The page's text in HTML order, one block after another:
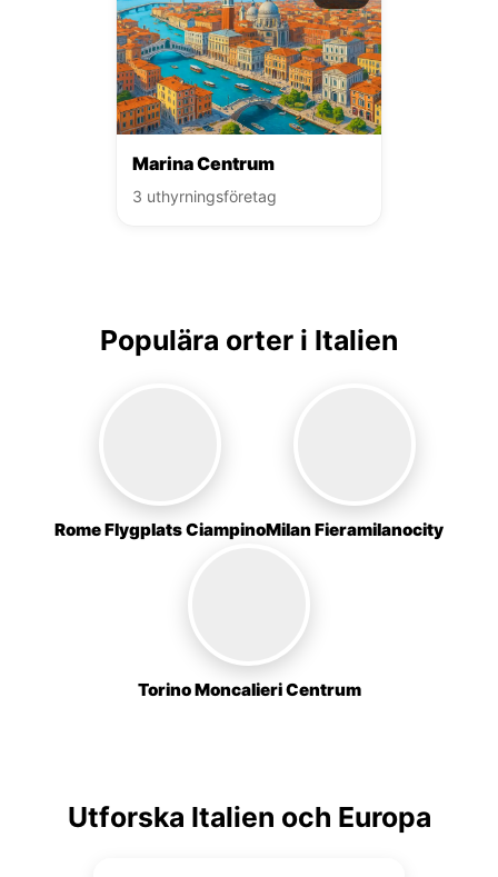
Marina Centrum
3 uthyrningsföretag
Populära orter i Italien
Rome Flygplats CiampinoMilan Fieramilanocity
Torino Moncalieri Centrum
Utforska Italien och Europa